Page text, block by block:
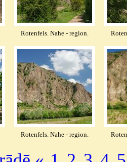
Rotenfels. Nahe - region.
Rotenfels. Nahe - region.